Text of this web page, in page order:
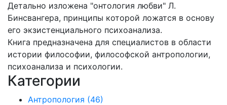
Категории
Антропология (46)
Детально изложена "онтология любви" Л.
Бинсвангера, принципы которой ложатся в основу
его экзистенциального психоанализа.
Книга предназначена для специалистов в области
истории философии, философской антропологии,
психоанализа и психологии.